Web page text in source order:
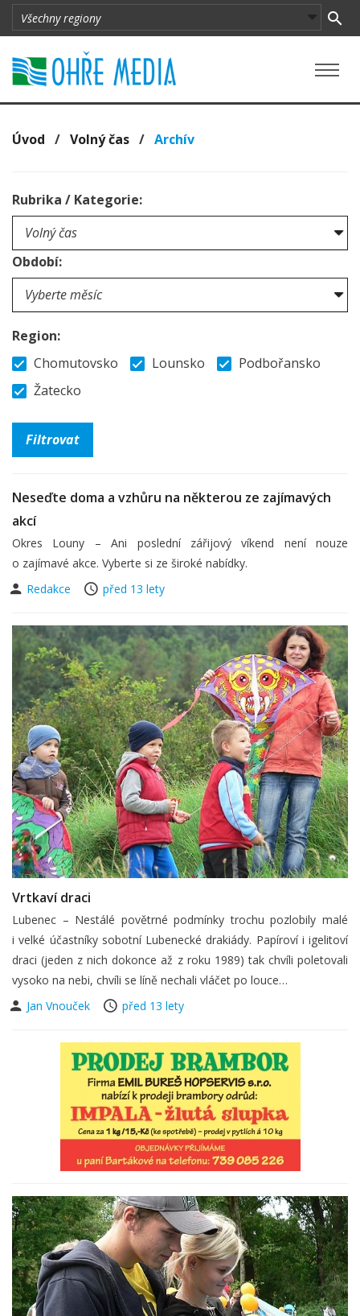
Úvod / Volný čas / Archív
Rubrika / Kategorie:
Období:
Region:
Chomutovsko
Lounsko
Podbořansko
Žatecko
Neseďte doma a vzhůru na některou ze zajímavých
akcí
Okres Louny – Ani poslední zářijový víkend není nouze
o zajímavé akce. Vyberte si ze široké nabídky.
Redakce
před 13 lety
Vrtkaví draci
Lubenec – Nestálé povětrné podmínky trochu pozlobily malé
i velké účastníky sobotní Lubenecké drakiády. Papíroví i igelitoví
draci (jeden z nich dokonce až z roku 1989) tak chvíli poletovali
vysoko na nebi, chvíli se líně nechali vláčet po louce…
Jan Vnouček
před 13 lety